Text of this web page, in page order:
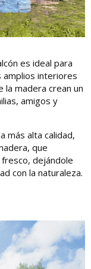
es ideal para
amplios interiores
la madera crean un
amigos y
más alta calidad,
que
dejándole
con la naturaleza.